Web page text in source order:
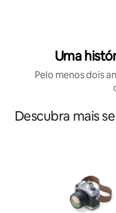
Uma
Pelo menos dois
Descubra mais